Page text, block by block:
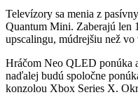
Televízory sa menia z
Quantum Mini. Zaberajú len
upscalingu, múdrejšiu než
Hráčom Neo QLED ponúka
naďalej budú spoločne
konzolou Xbox Series X.